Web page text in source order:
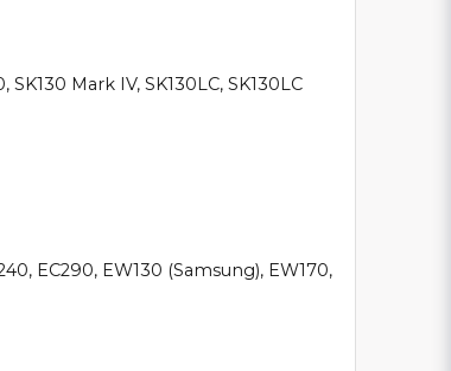
SK130 Mark IV, SK130LC, SK130LC
EC290, EW130 (Samsung), EW170,